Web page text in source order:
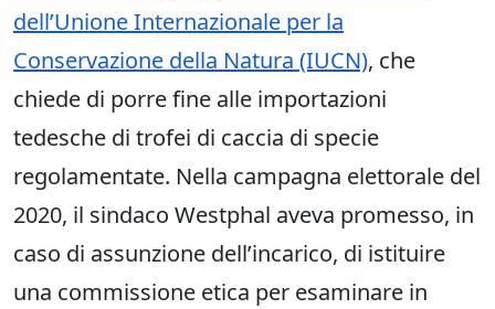
dell’Unione Internazionale per la
Conservazione della Natura (IUCN), che
chiede di porre fine alle importazioni
tedesche di trofei di caccia di specie
regolamentate. Nella campagna elettorale del
2020, il sindaco Westphal aveva promesso, in
caso di assunzione dell’incarico, di istituire
una commissione etica per esaminare in